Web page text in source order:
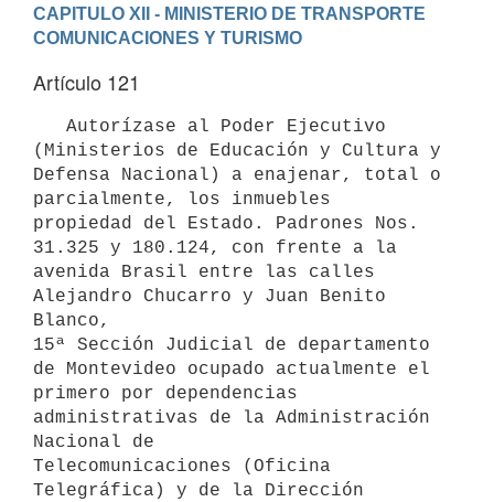
CAPITULO XII - MINISTERIO DE TRANSPORTE
COMUNICACIONES Y TURISMO
Artículo 121
(Ministerios de Educación y Cultura y
Defensa Nacional) a enajenar, total o
parcialmente, los inmuebles
propiedad del Estado. Padrones Nos.
31.325 y 180.124, con frente a la
avenida Brasil entre las calles
Alejandro Chucarro y Juan Benito
Blanco,
15ª Sección Judicial de departamento
de Montevideo ocupado actualmente el
primero por dependencias
administrativas de la Administración
Nacional de
Telecomunicaciones (Oficina
Telegráfica) y de la Dirección